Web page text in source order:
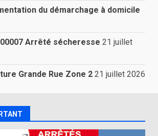
du démarchage à domicile
Arrêté sécheresse 21 juillet
Grande Rue Zone 2 21 juillet 2026